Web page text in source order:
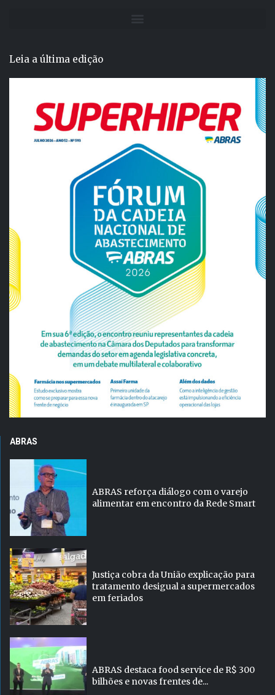
Leia a última edição
ABRAS
ABRAS reforça diálogo com o varejo
alimentar em encontro da Rede Smart
Justiça cobra da União explicação para
tratamento desigual a supermercados
em feriados
ABRAS destaca food service de R$ 300
bilhões e novas frentes de...